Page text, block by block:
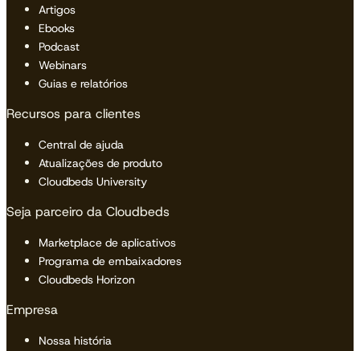
Artigos
Ebooks
Podcast
Webinars
Guias e relatórios
Recursos para clientes
Central de ajuda
Atualizações de produto
Cloudbeds University
Seja parceiro da Cloudbeds
Marketplace de aplicativos
Programa de embaixadores
Cloudbeds Horizon
Empresa
Nossa história